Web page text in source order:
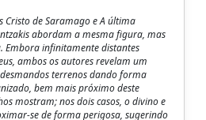
Cristo de Saramago e A última
abordam a mesma figura, mas
Embora infinitamente distantes
ambos os autores revelam um
terrenos dando forma
bem mais próximo deste
mostram; nos dois casos, o divino e
se de forma perigosa, sugerindo